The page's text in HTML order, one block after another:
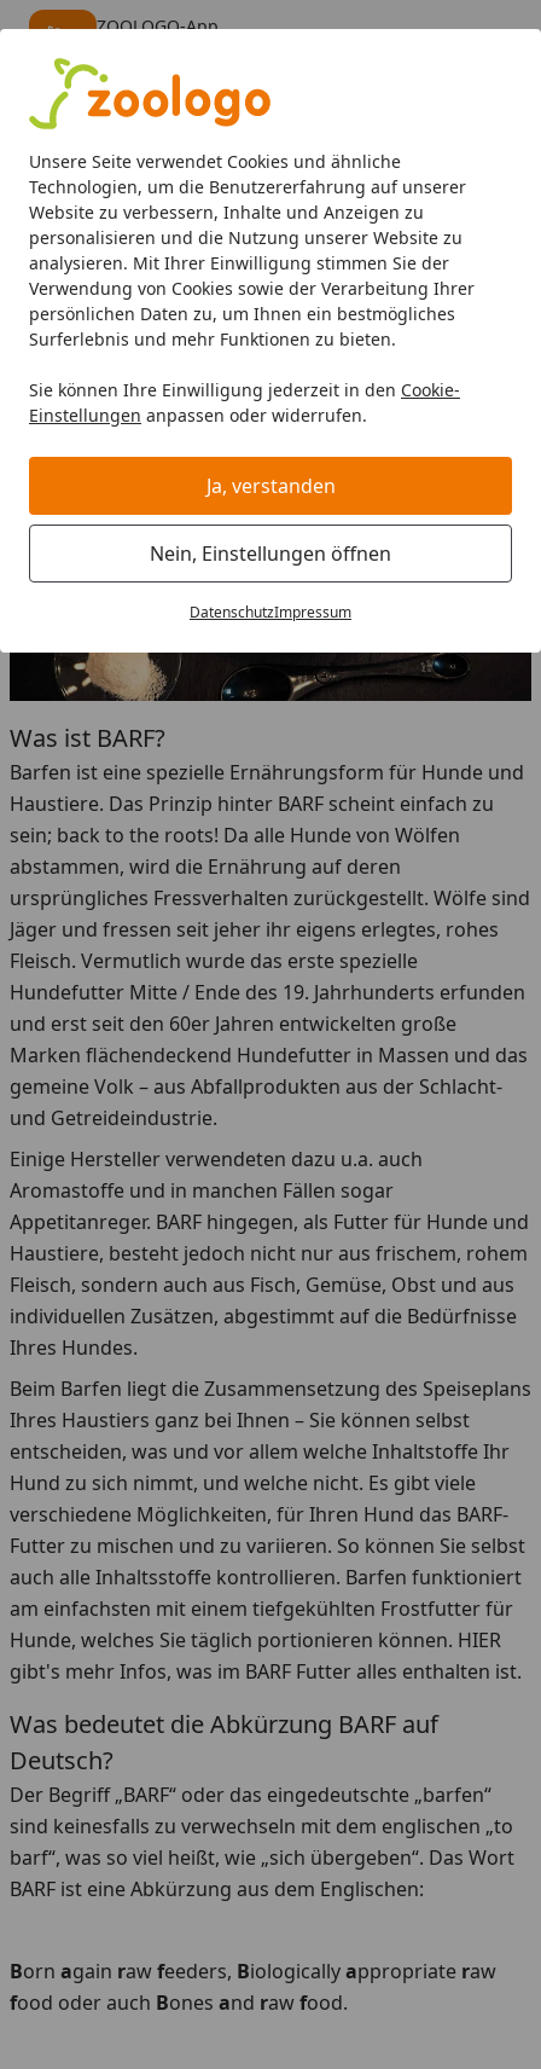
Unsere Seite verwendet Cookies und ähnliche
Technologien, um die Benutzererfahrung auf unserer
Website zu verbessern, Inhalte und Anzeigen zu
personalisieren und die Nutzung unserer Website zu
analysieren. Mit Ihrer Einwilligung stimmen Sie der
Verwendung von Cookies sowie der Verarbeitung Ihrer
persönlichen Daten zu, um Ihnen ein bestmögliches
Surferlebnis und mehr Funktionen zu bieten.
Sie können Ihre Einwilligung jederzeit in den Cookie-
Einstellungen anpassen oder widerrufen.
Ja, verstanden
Nein, Einstellungen öffnen
DatenschutzImpressum
ZOOLOGO-App
Alle Produkte
Mein Konto
Suchen
Startseite
Was ist BARF für Hunde?
Was ist BARF für Hunde?
Lesezeit: 4 min.
Was ist BARF?
Barfen ist eine spezielle Ernährungsform für Hunde und
Haustiere. Das Prinzip hinter BARF scheint einfach zu
sein; back to the roots! Da alle Hunde von Wölfen
abstammen, wird die Ernährung auf deren
ursprüngliches Fressverhalten zurückgestellt. Wölfe sind
Jäger und fressen seit jeher ihr eigens erlegtes, rohes
Fleisch. Vermutlich wurde das erste spezielle
Hundefutter Mitte / Ende des 19. Jahrhunderts erfunden
und erst seit den 60er Jahren entwickelten große
Marken flächendeckend Hundefutter in Massen und das
gemeine Volk – aus Abfallprodukten aus der Schlacht-
und Getreideindustrie.
Einige Hersteller verwendeten dazu u.a. auch
Aromastoffe und in manchen Fällen sogar
Appetitanreger. BARF hingegen, als Futter für Hunde und
Haustiere, besteht jedoch nicht nur aus frischem, rohem
Fleisch, sondern auch aus Fisch, Gemüse, Obst und aus
individuellen Zusätzen, abgestimmt auf die Bedürfnisse
Ihres Hundes.
Beim Barfen liegt die Zusammensetzung des Speiseplans
Ihres Haustiers ganz bei Ihnen – Sie können selbst
entscheiden, was und vor allem welche Inhaltstoffe Ihr
Hund zu sich nimmt, und welche nicht. Es gibt viele
verschiedene Möglichkeiten, für Ihren Hund das BARF-
Futter zu mischen und zu variieren. So können Sie selbst
auch alle Inhaltsstoffe kontrollieren. Barfen funktioniert
am einfachsten mit einem tiefgekühlten Frostfutter für
Hunde, welches Sie täglich portionieren können. HIER
gibt's mehr Infos, was im BARF Futter alles enthalten ist.
Was bedeutet die Abkürzung BARF auf
Deutsch?
Der Begriff „BARF“ oder das eingedeutschte „barfen“
sind keinesfalls zu verwechseln mit dem englischen „to
barf“, was so viel heißt, wie „sich übergeben“. Das Wort
BARF ist eine Abkürzung aus dem Englischen:
Born again rawfeeders, Biologicallyappropriate raw
food oder auch Bones and rawfood.